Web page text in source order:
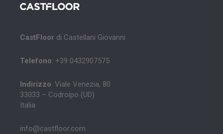
CastFloor di Castellani Giovanni
Telefono: +39 0432907575
Indirizzo: Viale Venezia, 80
33033 – Codroipo (UD)
Italia
info@castfloor.com